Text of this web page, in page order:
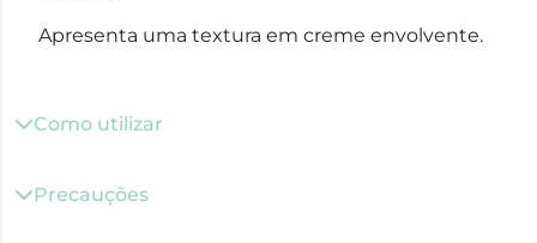
Apresenta uma textura em creme envolvente.
Como utilizar
Precauções